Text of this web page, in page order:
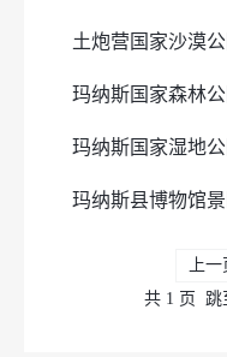
上一
共 1 页
跳